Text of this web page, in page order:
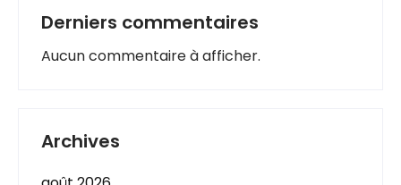
Derniers commentaires
Aucun commentaire à afficher.
Archives